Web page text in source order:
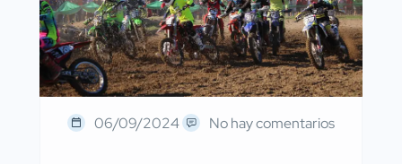
06/09/2024 No hay comentarios